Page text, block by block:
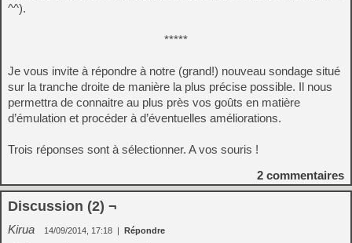
^^).
*****
Je vous invite à répondre à notre (grand!) nouveau sondage situé
sur la tranche droite de manière la plus précise possible. Il nous
permettra de connaitre au plus près vos goûts en matière
d’émulation et procéder à d’éventuelles améliorations.
Trois réponses sont à sélectionner. A vos souris !
2 commentaires
Discussion (2) ¬
Kirua 14/09/2014, 17:18 | Répondre